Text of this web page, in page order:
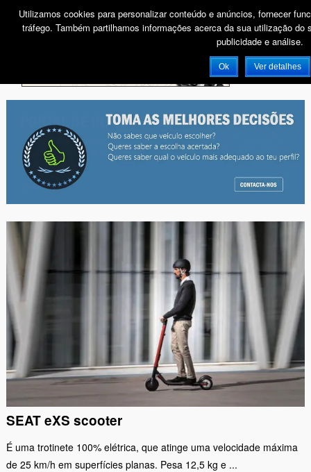
SEAT eXS scooter
É uma trotinete 100% elétrica, que atinge uma velocidade máxima
de 25 km/h em superfícies planas. Pesa 12,5 kg e ...
Utilizamos cookies para personalizar conteúdo e anúncios, fornecer
tráfego. Também partilhamos informações acerca da sua utilização
publicidade e análise.
Ok Ver detalhes